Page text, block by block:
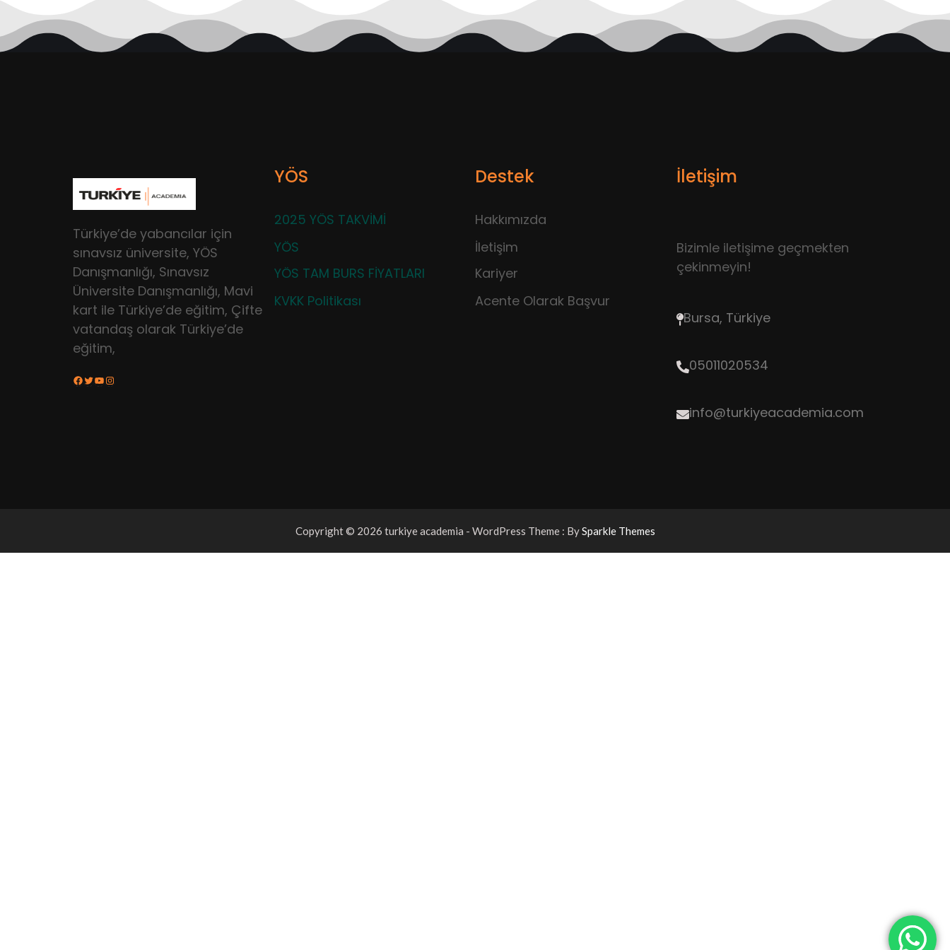
Türkiye’de yabancılar için
sınavsız üniversite, YÖS
Danışmanlığı, Sınavsız
Üniversite Danışmanlığı, Mavi
kart ile Türkiye’de eğitim, Çifte
vatandaş olarak Türkiye’de
eğitim,
Facebook Twitter YouTube Instagram
YÖS
2025 YÖS TAKVİMİ
YÖS
YÖS TAM BURS FİYATLARI
KVKK Politikası
Destek
Hakkımızda
İletişim
Kariyer
Acente Olarak Başvur
İletişim
Bizimle iletişime geçmekten
çekinmeyin!
Bursa, Türkiye
05011020534
info@turkiyeacademia.com
Copyright © 2026 turkiye academia - WordPress Theme : BySparkle Themes